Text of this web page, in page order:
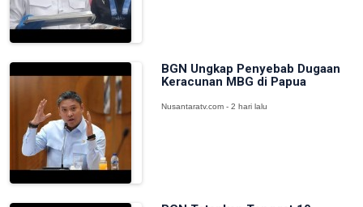
BGN Ungkap Penyebab Dugaan
Keracunan MBG di Papua
Nusantaratv.com - 2 hari lalu